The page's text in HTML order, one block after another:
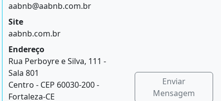
aabnb@aabnb.com.br
Site
aabnb.com.br
Endereço
Rua Perboyre e Silva, 111 -
Sala 801
Centro - CEP 60030-200 -
Fortaleza-CE
Enviar
Mensagem